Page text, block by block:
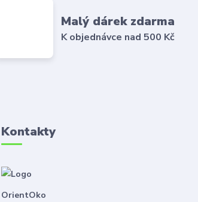
Malý dárek zdarma
K objednávce nad 500 Kč
Kontakty
OrientOko